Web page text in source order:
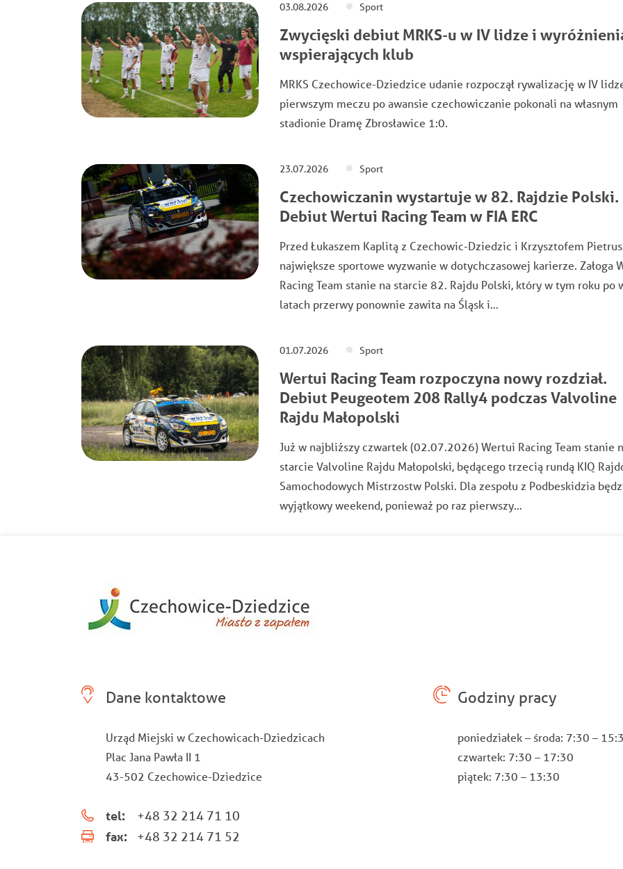
03.08.2026 Sport
Zwycięski debiut MRKS-u w IV lidze i
wspierających klub
MRKS Czechowice-Dziedzice udanie rozpoczął rywalizację w IV
pierwszym meczu po awansie czechowiczanie pokonali na własnym
stadionie Dramę Zbrosławice 1:0.
23.07.2026 Sport
Czechowiczanin wystartuje w 82. Rajdzie Polski.
Debiut Wertui Racing Team w FIA ERC
Przed Łukaszem Kaplitą z Czechowic-Dziedzic i Krzysztofem
największe sportowe wyzwanie w dotychczasowej karierze. Załoga
Racing Team stanie na starcie 82. Rajdu Polski, który w tym roku po
latach przerwy ponownie zawita na Śląsk i…
01.07.2026 Sport
Wertui Racing Team rozpoczyna nowy rozdział.
Debiut Peugeotem 208 Rally4 podczas Valvoline
Rajdu Małopolski
Już w najbliższy czwartek (02.07.2026) Wertui Racing Team stanie
starcie Valvoline Rajdu Małopolski, będącego trzecią rundą KIQ
Samochodowych Mistrzostw Polski. Dla zespołu z Podbeskidzia
wyjątkowy weekend, ponieważ po raz pierwszy…
Dane kontaktowe
Urząd Miejski w Czechowicach-Dziedzicach
Plac Jana Pawła II 1
43-502 Czechowice-Dziedzice
tel:
+48 32 214 71 10
fax:
+48 32 214 71 52
Godziny pracy
poniedziałek – środa: 7:30 –
czwartek: 7:30 – 17:30
piątek: 7:30 – 13:30